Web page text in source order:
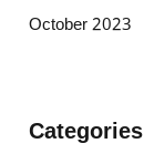
October 2023
Categories